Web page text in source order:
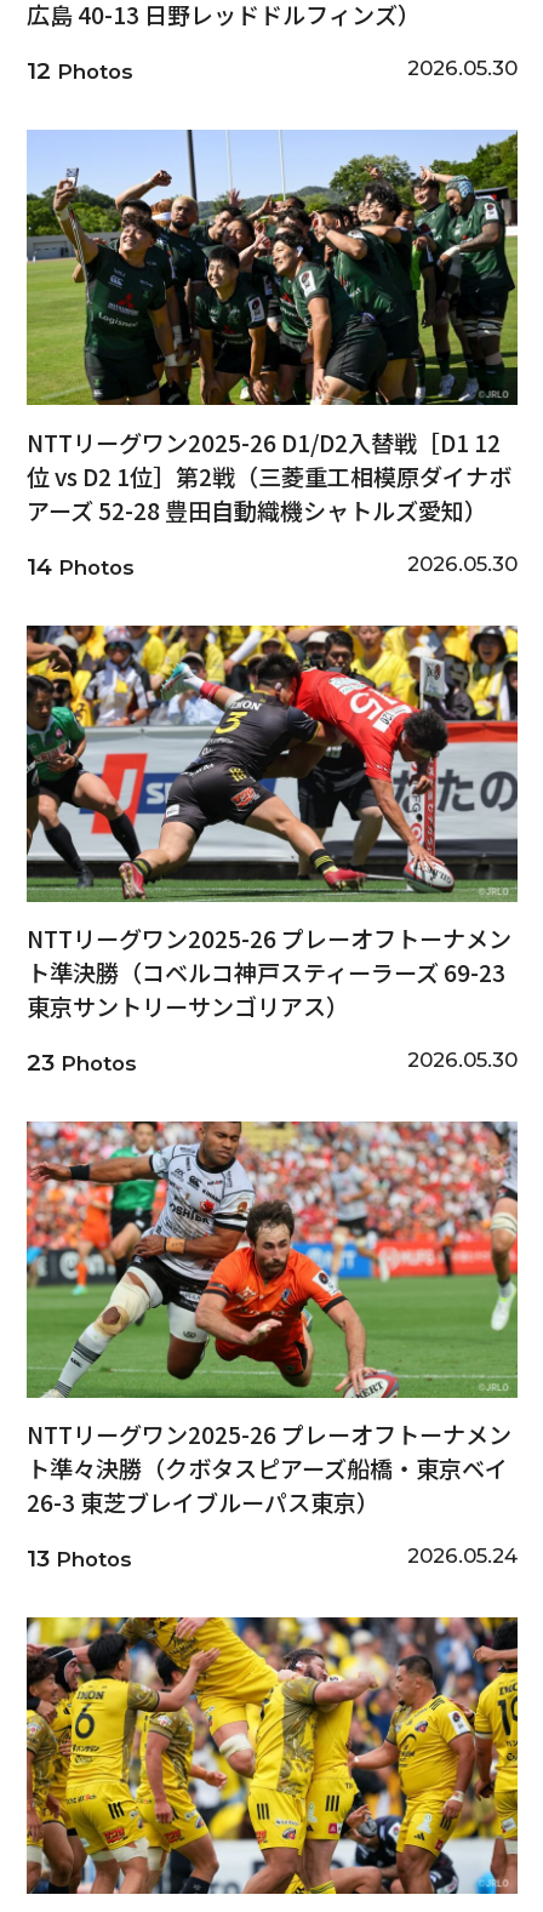
広島 40-13 日野レッドドルフィンズ）
12 Photos 2026.05.30
NTTリーグワン2025-26 D1/D2入替戦［D1 12
位 vs D2 1位］第2戦（三菱重工相模原ダイナボ
アーズ 52-28 豊田自動織機シャトルズ愛知）
14Photos 2026.05.30
NTTリーグワン2025-26 プレーオフトーナメン
ト準決勝（コベルコ神戸スティーラーズ 69-23
東京サントリーサンゴリアス）
23Photos 2026.05.30
NTTリーグワン2025-26 プレーオフトーナメン
ト準々決勝（クボタスピアーズ船橋・東京ベイ
26-3 東芝ブレイブルーパス東京）
13Photos 2026.05.24